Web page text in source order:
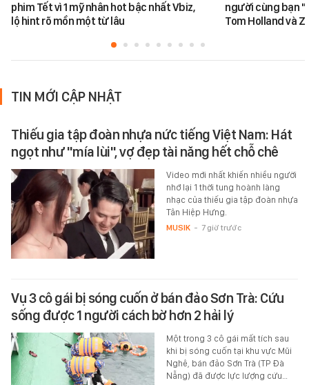
phim Tết vì 1 mỹ nhân hot bậc nhất Vbiz,
lộ hint rõ mồn một từ lâu
người cùng bạn
Tom Holland và
TIN MỚI CẬP NHẬT
Thiếu gia tập đoàn nhựa nức tiếng Việt Nam: Hát
ngọt như "mía lùi", vợ đẹp tài năng hết chỗ chê
Video mới nhất khiến nhiều người
nhớ lại 1 thời tung hoành làng
nhạc của thiếu gia tập đoàn nhựa
Tân Hiệp Hưng.
MUSIK - 7 giờ trước
Vụ 3 cô gái bị sóng cuốn ở bán đảo Sơn Trà: Cứu
sống được 1 người cách bờ hơn 2 hải lý
Một trong 3 cô gái mất tích sau
khi bị sóng cuốn tại khu vực Mũi
Nghê, bán đảo Sơn Trà (TP Đà
Nẵng) đã được lực lượng cứu…